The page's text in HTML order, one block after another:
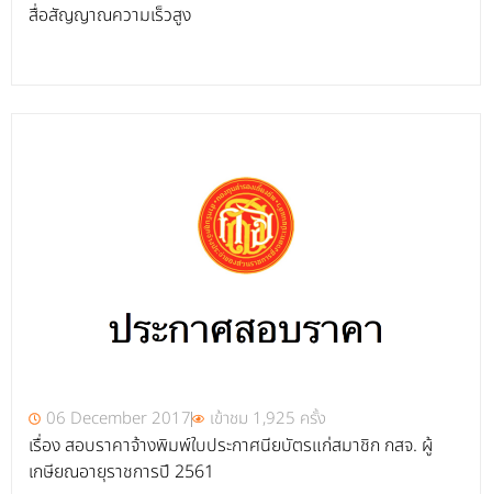
สื่อสัญญาณความเร็วสูง
06 December 2017 เข้าชม 1,925 ครั้ง
เรื่อง สอบราคาจ้างพิมพ์ใบประกาศนียบัตรแก่สมาชิก กสจ. ผู้
เกษียณอายุราชการปี 2561